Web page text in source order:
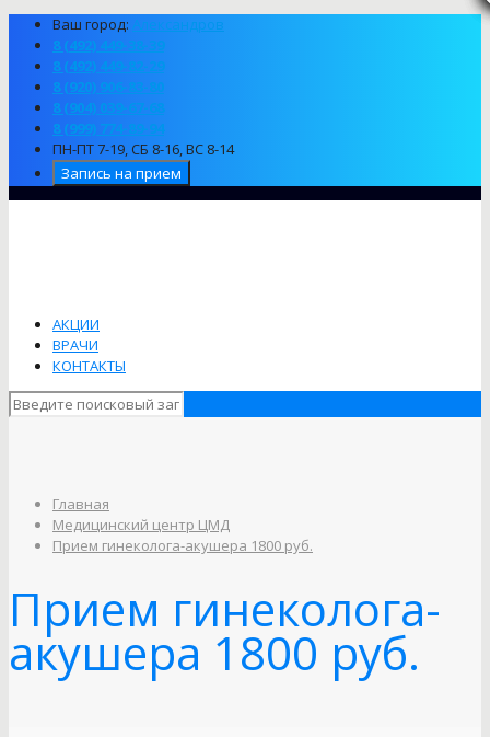
Ваш город: Александров
8 (492) 449-38-39
8 (492) 449-82-29
8 (920) 906-83-80
8 (904) 039-67-68
8 (999) 774-89-94
ПН-ПТ 7-19, СБ 8-16, ВС 8-14
Запись на прием
АКЦИИ
ВРАЧИ
КОНТАКТЫ
Главная
Медицинский центр ЦМД
Прием гинеколога-акушера 1800 руб.
Прием гинеколога-
акушера 1800 руб.